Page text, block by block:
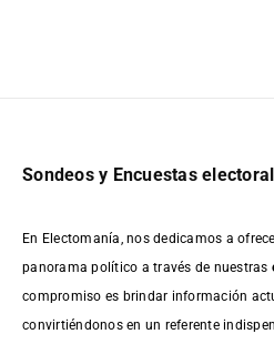
Sondeos y Encuestas
En Electomanía, nos dedicamos a
panorama político a través de nuestras
compromiso es brindar información
convirtiéndonos en un referente